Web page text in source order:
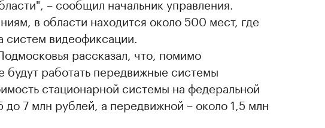
– сообщил начальник управления.
в области находится около 500 мест, где
систем видеофиксации.
рассказал, что, помимо
будут работать передвижные системы
стационарной системы на федеральной
до 7 млн рублей, а передвижной – около 1,5 млн